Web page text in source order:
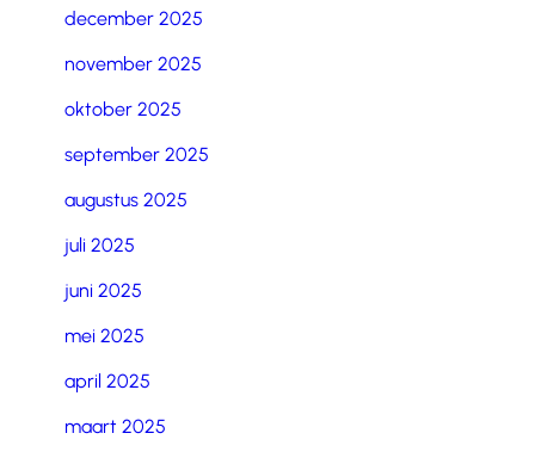
december 2025
november 2025
oktober 2025
september 2025
augustus 2025
juli 2025
juni 2025
mei 2025
april 2025
maart 2025